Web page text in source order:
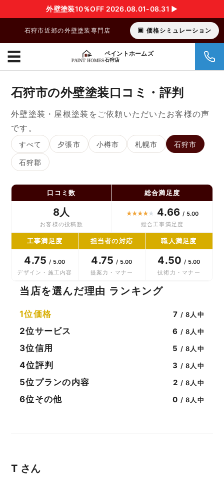
外壁塗装10％OFF 2026.08.01-08.31 ▶︎
石狩市近郊の外壁塗装専門店 価格シミュレーション
ペイントホームズ
石狩店
☰
石狩市の外壁塗装口コミ・評判
外壁塗装・屋根塗装をご依頼いただいたお客様の声
です。
すべて 夕張市 小樽市 札幌市 石狩市
石狩郡
口コミ数
8人
お客様の投稿数
総合満足度
★★★★★ 4.66/ 5.00
総合工事満足度
工事満足度
4.75/ 5.00
デザイン・施工内容
担当者の対応
4.75/ 5.00
提案力・マナー
職人満足度
4.50/ 5.00
技術力・マナー
当店を選んだ理由 ランキング
1位価格 7 / 8人中
2位サービス 6 / 8人中
3位信用 5 / 8人中
4位評判 3 / 8人中
5位プランの内容 2 / 8人中
6位その他 0 / 8人中
T さん